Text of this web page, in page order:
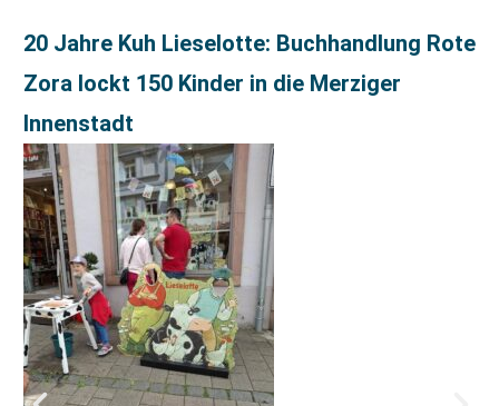
20 Jahre Kuh Lieselotte: Buchhandlung Rote
Zora lockt 150 Kinder in die Merziger
Innenstadt